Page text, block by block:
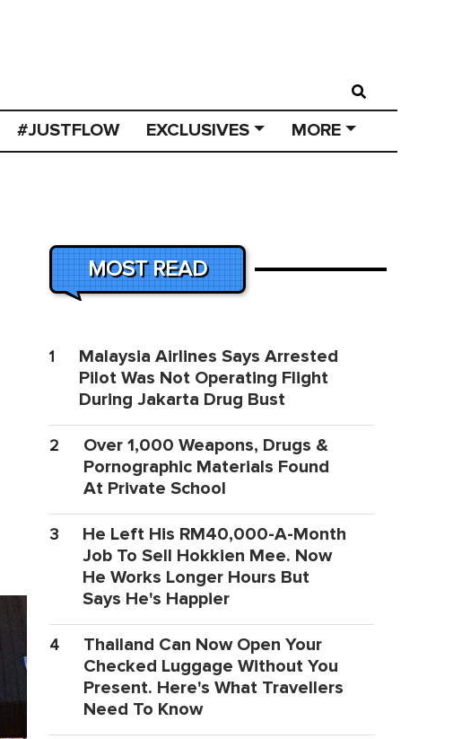
#JUSTFLOW EXCLUSIVES MORE
MOST READ
1
Malaysia Airlines Says Arrested
Pilot Was Not Operating Flight
During Jakarta Drug Bust
2
Over 1,000 Weapons, Drugs &
Pornographic Materials Found
At Private School
3
He Left His RM40,000-A-Month
Job To Sell Hokkien Mee. Now
He Works Longer Hours But
Says He's Happier
4
Thailand Can Now Open Your
Checked Luggage Without You
Present. Here's What Travellers
Need To Know